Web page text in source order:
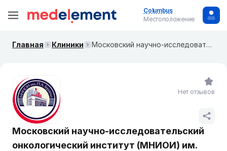
Columbus
Местоположение
Главная Клиники Московский научно-исследовательский онкологический институт (МНИОИ) им. П.А. Герцена
Московский научно-исследовательский
онкологический институт (МНИОИ) им.
Нет отзывов